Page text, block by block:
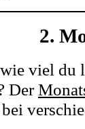
2.
viel du
Der